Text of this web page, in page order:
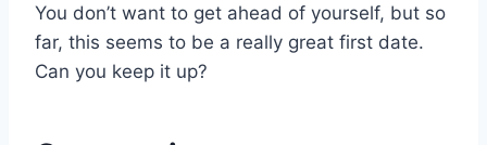
You don’t want to get ahead of yourself, but so
far, this seems to be a really great first date.
Can you keep it up?